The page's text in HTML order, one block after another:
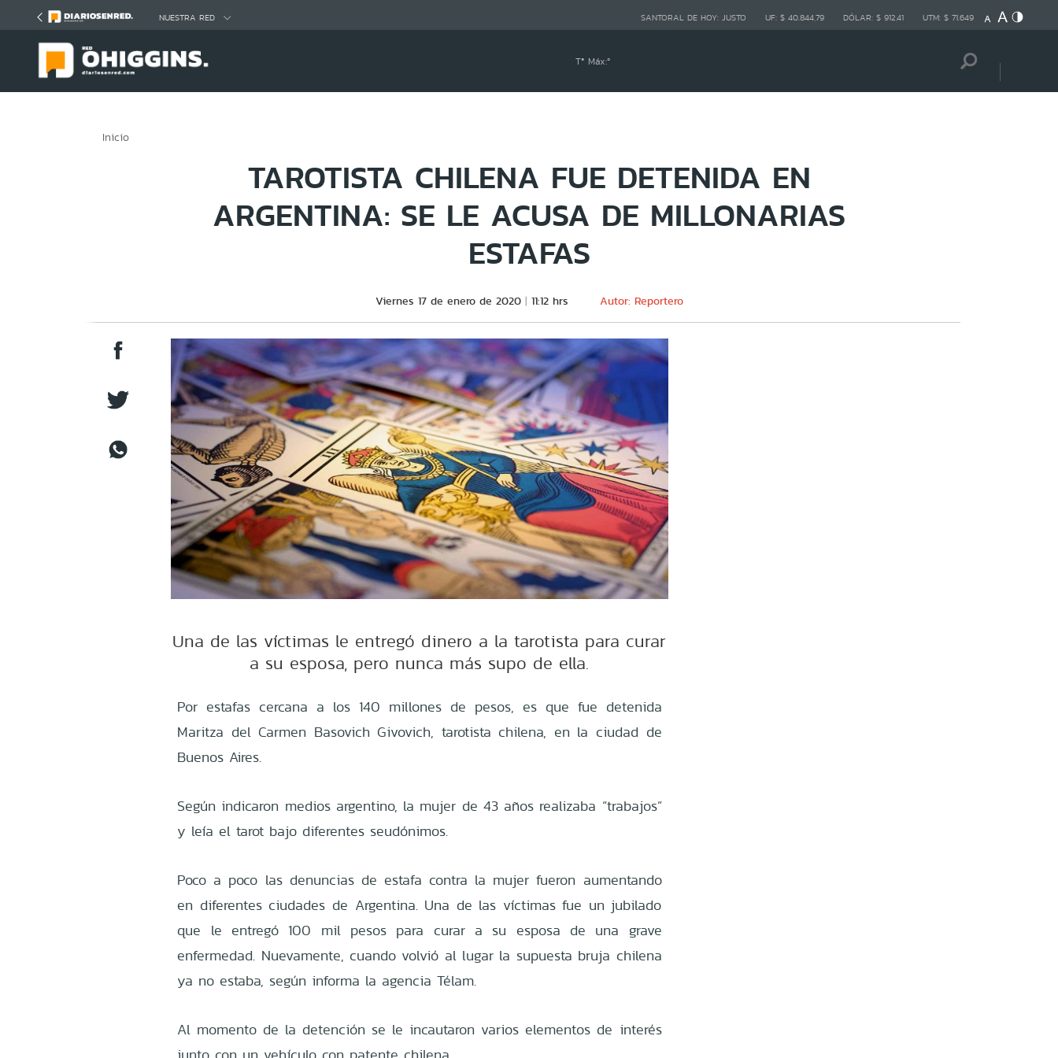
NUESTRA RED SANTORAL DE HOY: JUSTO UF: $ 40.844,79 DÓLAR: $ 912,41 UTM: $ 71.649
Tª Máx:º
Inicio
TAROTISTA CHILENA FUE DETENIDA EN
ARGENTINA: SE LE ACUSA DE MILLONARIAS
ESTAFAS
Viernes 17 de enero de 2020 11:12 hrs Autor: Reportero
Una de las víctimas le entregó dinero a la tarotista para curar
a su esposa, pero nunca más supo de ella.
Por estafas cercana a los 140 millones de pesos, es que fue detenida
Maritza del Carmen Basovich Givovich, tarotista chilena, en la ciudad de
Buenos Aires.
Según indicaron medios argentino, la mujer de 43 años realizaba “trabajos”
y leía el tarot bajo diferentes seudónimos.
Poco a poco las denuncias de estafa contra la mujer fueron aumentando
en diferentes ciudades de Argentina. Una de las víctimas fue un jubilado
que le entregó 100 mil pesos para curar a su esposa de una grave
enfermedad. Nuevamente, cuando volvió al lugar la supuesta bruja chilena
ya no estaba, según informa la agencia Télam.
Al momento de la detención se le incautaron varios elementos de interés